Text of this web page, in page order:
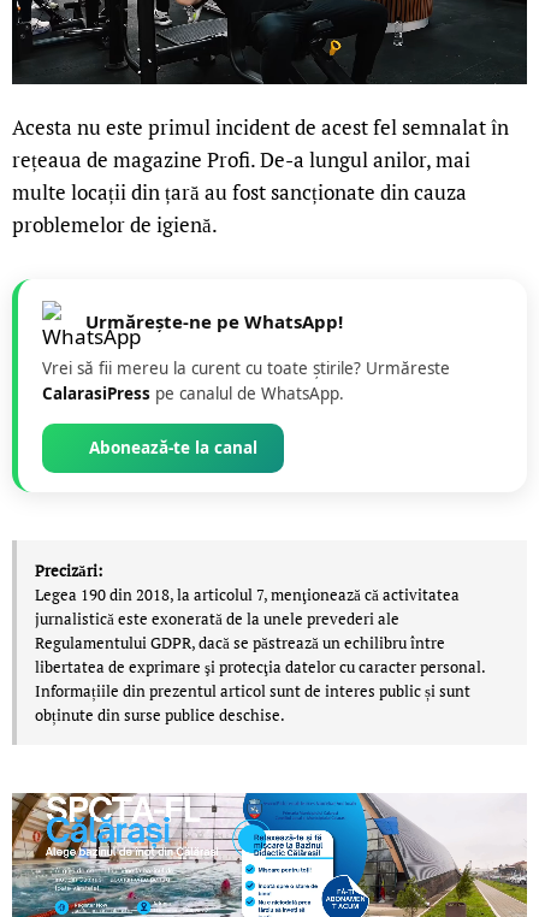
Acesta nu este primul incident de acest fel semnalat în
rețeaua de magazine Profi. De-a lungul anilor, mai
multe locații din țară au fost sancționate din cauza
problemelor de igienă.
Urmărește-ne pe WhatsApp!
Vrei să fii mereu la curent cu toate știrile? Urmăreste
CalarasiPress pe canalul de WhatsApp.
Abonează-te la canal
Precizări:
Legea 190 din 2018, la articolul 7, menţionează că activitatea
jurnalistică este exonerată de la unele prevederi ale
Regulamentului GDPR, dacă se păstrează un echilibru între
libertatea de exprimare şi protecţia datelor cu caracter personal.
Informațiile din prezentul articol sunt de interes public și sunt
obținute din surse publice deschise.